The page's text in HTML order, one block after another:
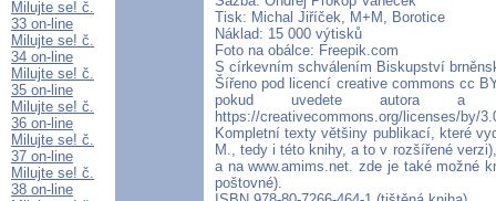
Milujte se! č.
33 on-line
Milujte se! č.
34 on-line
Milujte se! č.
35 on-line
Milujte se! č.
36 on-line
Milujte se! č.
37 on-line
Milujte se! č.
38 on-line
Tisk: Michal Jiříček, M+M, Borotice
Náklad: 15 000 výtisků
Foto na obálce: Freepik.com
S církevním schválením Biskupství
Šířeno pod licencí creative commons cc
pokud uvedete autora a
https://creativecommons.org/licenses/by/
Kompletní texty většiny publikací, které
M., tedy i této knihy, a to v rozšířené
a na www.amims.net. zde je také možné
poštovné).